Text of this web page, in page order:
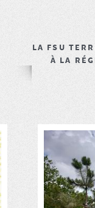
LA FSU
À LA